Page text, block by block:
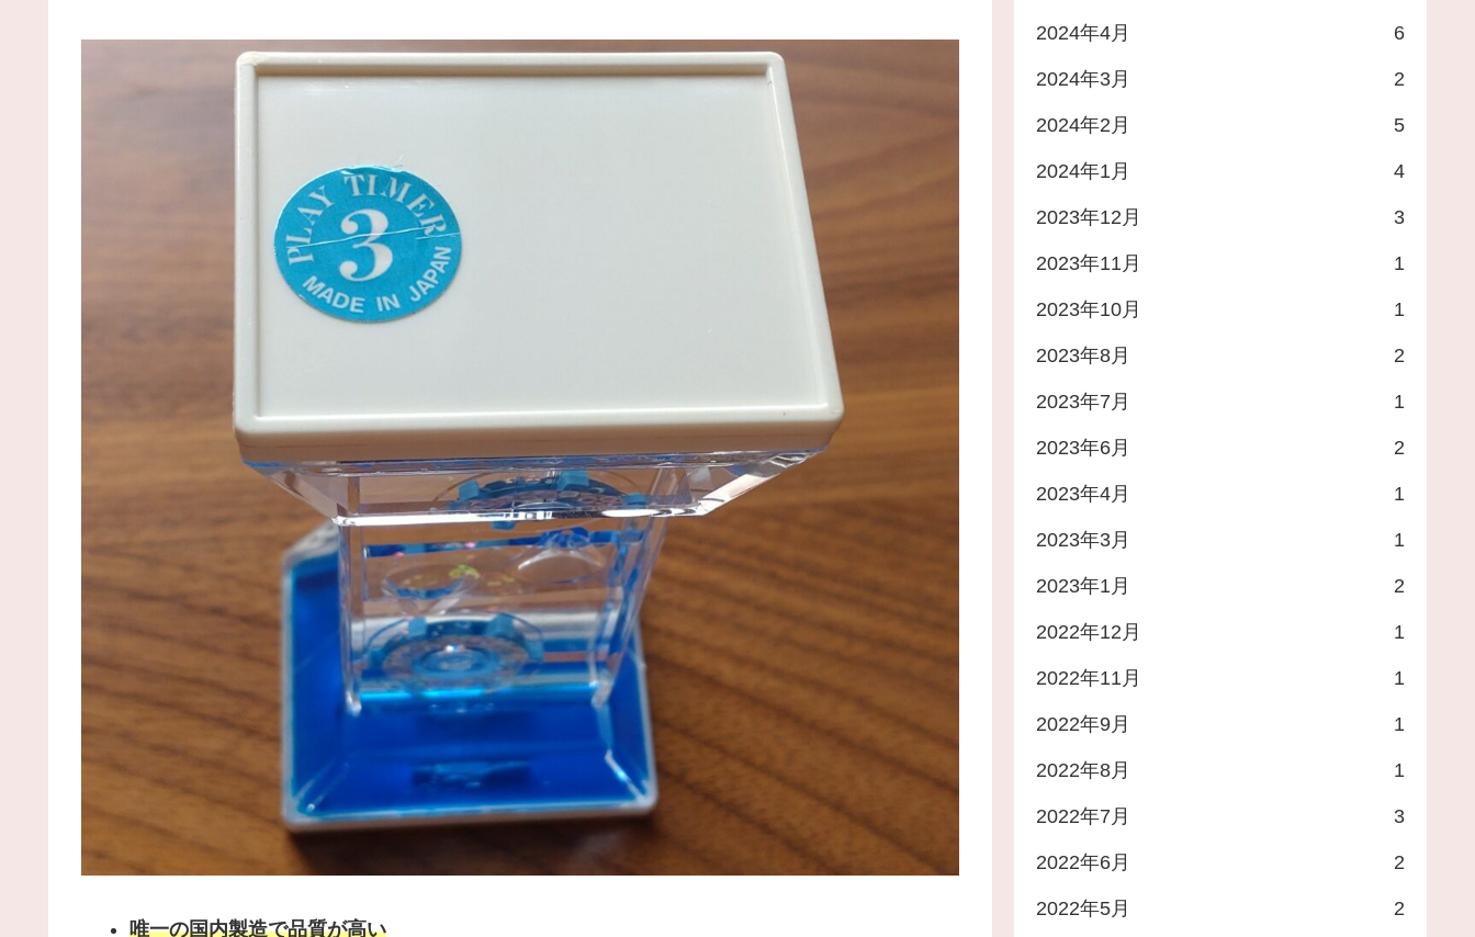
唯一の国内製造で品質が高い
2024年4月 6
2024年3月 2
2024年2月 5
2024年1月 4
2023年12月 3
2023年11月 1
2023年10月 1
2023年8月 2
2023年7月 1
2023年6月 2
2023年4月 1
2023年3月 1
2023年1月 2
2022年12月 1
2022年11月 1
2022年9月 1
2022年8月 1
2022年7月 3
2022年6月 2
2022年5月 2